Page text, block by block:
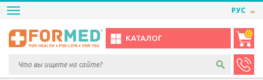
РУС
КАТАЛОГ
0